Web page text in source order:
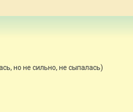
но не сильно, не сыпалась)